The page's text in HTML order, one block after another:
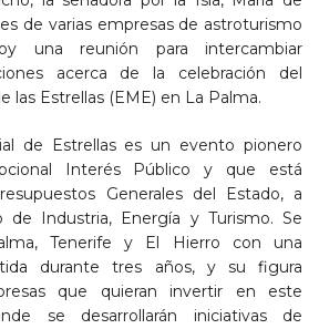
de varias empresas de astroturismo
una reunión para intercambiar
acerca de la celebración del
las Estrellas (EME) en La Palma.
de Estrellas es un evento pionero
Interés Público y que está
Generales del Estado, a
de Industria, Energía y Turismo. Se
Tenerife y El Hierro con una
durante tres años, y su figura
que quieran invertir en este
se desarrollarán iniciativas de